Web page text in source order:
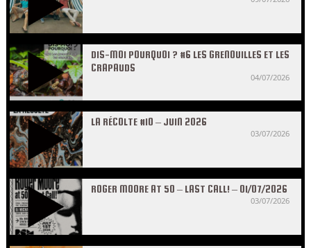
DIS-MOI POURQUOI ? #6 LES GRENOUILLES ET LES
CRAPAUDS
04/07/2026
LA RÉCOLTE #10 – JUIN 2026
03/07/2026
ROGER MOORE AT 50 – LAST CALL! – 01/07/2026
03/07/2026